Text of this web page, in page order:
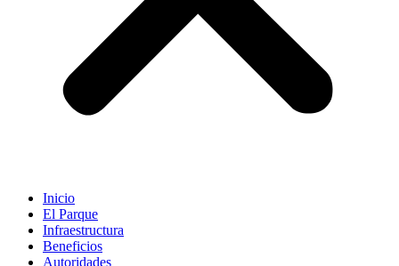
Inicio
El Parque
Infraestructura
Beneficios
Autoridades